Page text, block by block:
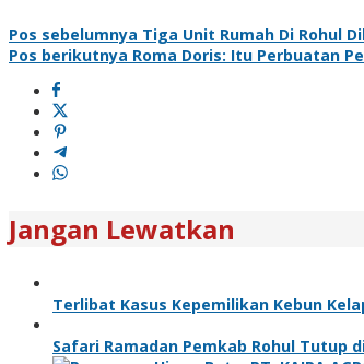
Pos sebelumnya Tiga Unit Rumah Di Rohul
Pos berikutnya Roma Doris: Itu Perbuatan
Jangan Lewatkan
Terlibat Kasus Kepemilikan Kebun
Safari Ramadan Pemkab Rohul Tutup